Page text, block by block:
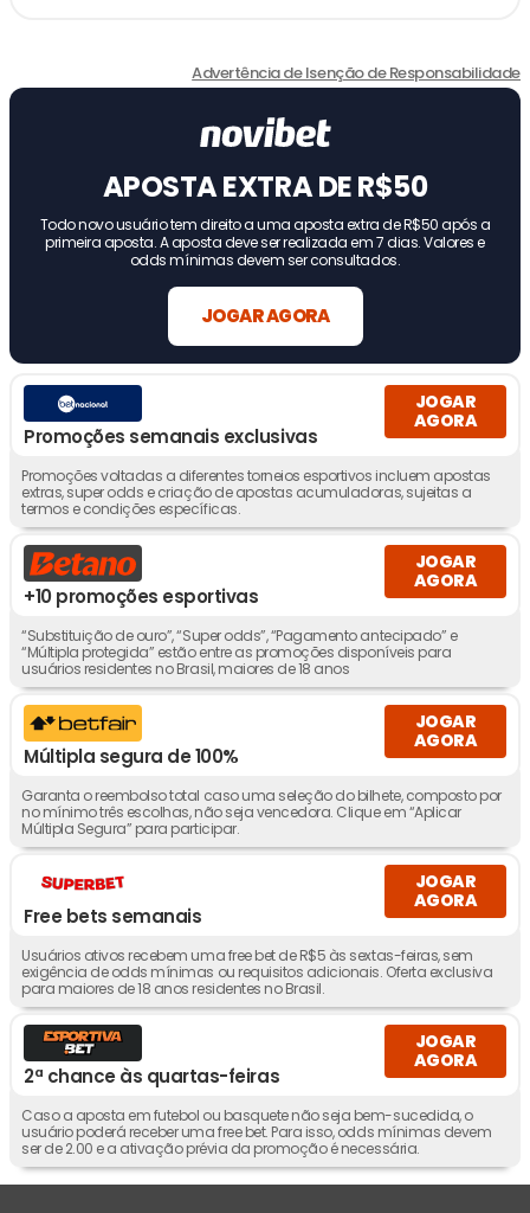
Advertência de Isenção de Responsabilidade
APOSTA EXTRA DE R$50
Todo novo usuário tem direito a uma aposta extra de R$50 após a
primeira aposta. A aposta deve ser realizada em 7 dias. Valores e
odds mínimas devem ser consultados.
JOGAR AGORA
Promoções semanais exclusivas
JOGAR
AGORA
Promoções voltadas a diferentes torneios esportivos incluem apostas
extras, super odds e criação de apostas acumuladoras, sujeitas a
termos e condições específicas.
+10 promoções esportivas
JOGAR
AGORA
“Substituição de ouro”, “Super odds”, “Pagamento antecipado” e
“Múltipla protegida” estão entre as promoções disponíveis para
usuários residentes no Brasil, maiores de 18 anos
Múltipla segura de 100%
JOGAR
AGORA
Garanta o reembolso total caso uma seleção do bilhete, composto por
no mínimo três escolhas, não seja vencedora. Clique em “Aplicar
Múltipla Segura” para participar.
Free bets semanais
JOGAR
AGORA
Usuários ativos recebem uma free bet de R$5 às sextas-feiras, sem
exigência de odds mínimas ou requisitos adicionais. Oferta exclusiva
para maiores de 18 anos residentes no Brasil.
2ª chance às quartas-feiras
JOGAR
AGORA
Caso a aposta em futebol ou basquete não seja bem-sucedida, o
usuário poderá receber uma free bet. Para isso, odds mínimas devem
ser de 2.00 e a ativação prévia da promoção é necessária.